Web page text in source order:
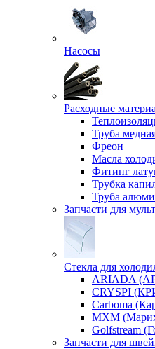
Насосы
Расходные
Труба
Фреон
Масла
Фитинг
Трубка
Труба
Запчасти для
Стекла для
ARIADA
CRYSPI
Carboma
MXM
Golfstream
Запчасти для